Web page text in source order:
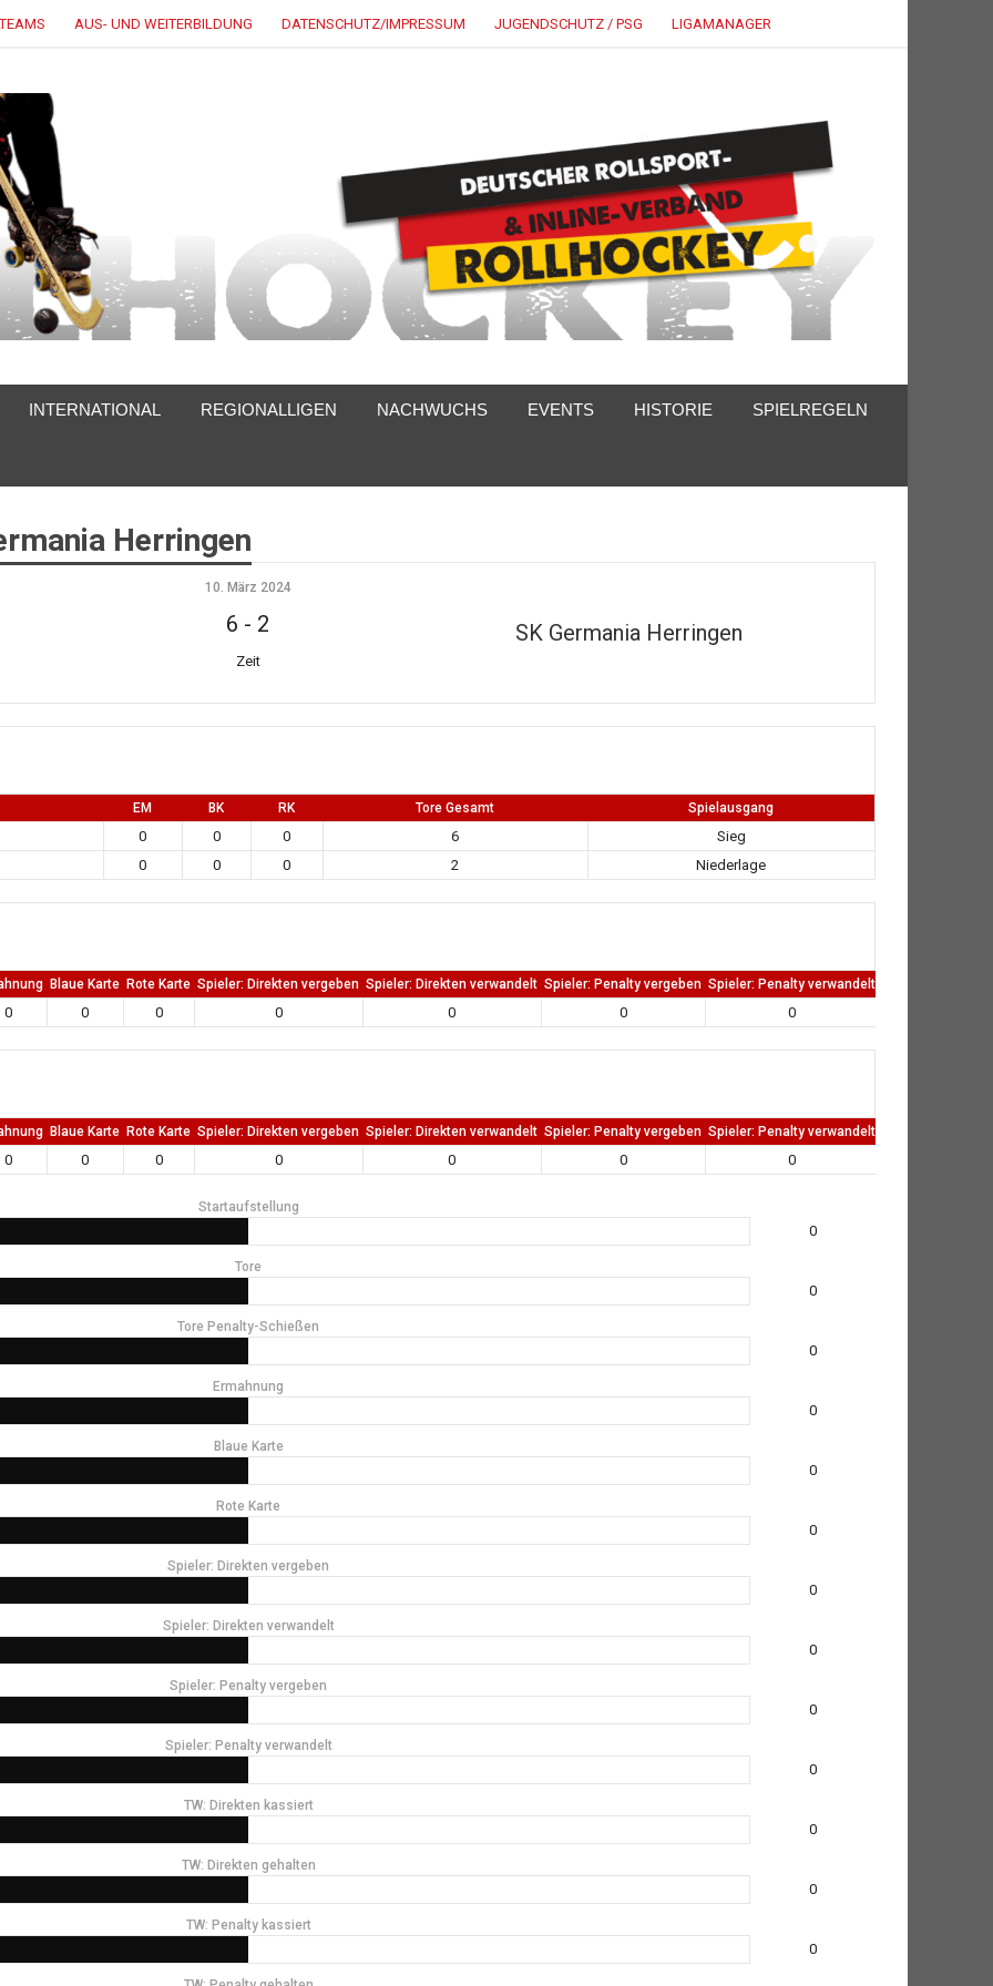
AUS- UND WEITERBILDUNG DATENSCHUTZ/IMPRESSUM JUGENDSCHUTZ / PSG LIGAMANAGER
INTERNATIONAL REGIONALLIGEN NACHWUCHS EVENTS HISTORIE SPIELREGELN
Herringen
SK Germania Herringen
10. März 2024
6 - 2
Zeit
EM BK RK Tore Gesamt Spielausgang
0 0 0 6
Sieg
0 0 0 2 Niederlage
Blaue Karte Rote Karte Spieler: Direkten vergeben Spieler: Direkten verwandelt Spieler: Penalty vergeben Spieler: Penalty verwandelt
0 0 0 0 0 0 0
Blaue Karte Rote Karte Spieler: Direkten vergeben Spieler: Direkten verwandelt Spieler: Penalty vergeben Spieler: Penalty verwandelt
0 0 0 0 0 0 0
Startaufstellung
0
Tore
0
Tore Penalty-Schießen
0
Ermahnung
0
Blaue Karte
0
Rote Karte
0
Spieler: Direkten vergeben
0
Spieler: Direkten verwandelt
0
Spieler: Penalty vergeben
0
Spieler: Penalty verwandelt
0
TW: Direkten kassiert
0
TW: Direkten gehalten
0
TW: Penalty kassiert
0